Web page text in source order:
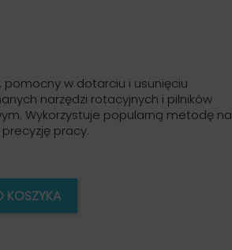
w dotarciu i usunięciu
narzędzi rotacyjnych i pilników
Wykorzystuje popularną metodę na
pracy.
KOSZYKA